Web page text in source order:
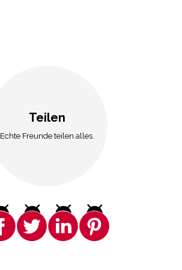
Teilen
Echte Freunde teilen alles.